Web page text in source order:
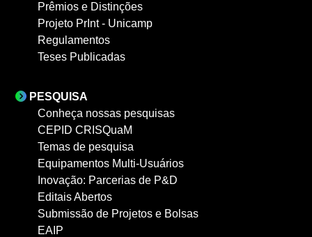
Prêmios e Distinções
Projeto PrInt - Unicamp
Regulamentos
Teses Publicadas
PESQUISA
Conheça nossas pesquisas
CEPID CRISQuaM
Temas de pesquisa
Equipamentos Multi-Usuários
Inovação: Parcerias de P&D
Editais Abertos
Submissão de Projetos e Bolsas
EAIP